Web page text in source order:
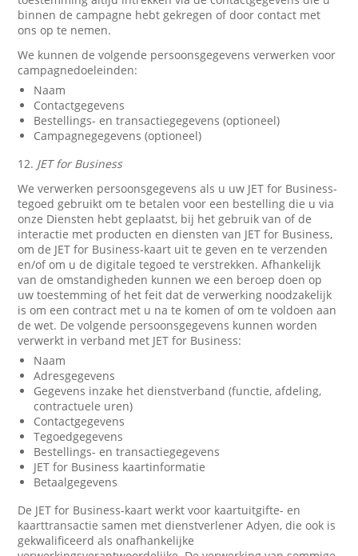
binnen de campagne hebt gekregen of door contact met
ons op te nemen.
We kunnen de volgende persoonsgegevens verwerken voor
campagnedoeleinden:
Naam
Contactgegevens
Bestellings- en transactiegegevens (optioneel)
Campagnegegevens (optioneel)
12. JET for Business
We verwerken persoonsgegevens als u uw JET for Business-
tegoed gebruikt om te betalen voor een bestelling die u via
onze Diensten hebt geplaatst, bij het gebruik van of de
interactie met producten en diensten van JET for Business,
om de JET for Business-kaart uit te geven en te verzenden
en/of om u de digitale tegoed te verstrekken. Afhankelijk
van de omstandigheden kunnen we een beroep doen op
uw toestemming of het feit dat de verwerking noodzakelijk
is om een contract met u na te komen of om te voldoen aan
de wet. De volgende persoonsgegevens kunnen worden
verwerkt in verband met JET for Business:
Naam
Adresgegevens
Gegevens inzake het dienstverband (functie, afdeling,
contractuele uren)
Contactgegevens
Tegoedgegevens
Bestellings- en transactiegegevens
JET for Business kaartinformatie
Betaalgegevens
De JET for Business-kaart werkt voor kaartuitgifte- en
kaarttransactie samen met dienstverlener Adyen, die ook is
gekwalificeerd als onafhankelijke